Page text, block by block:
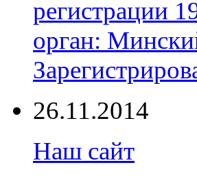
регистрации
орган:
26.11.2014
Наш сайт